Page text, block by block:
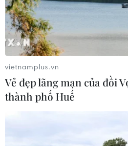
CƠ QUAN CHỦ QUẢN: THÔNG TẤN XÃ VIỆT
vietnamplus.vn
Vẻ đẹp lãng mạn của đồi
thành phố Huế